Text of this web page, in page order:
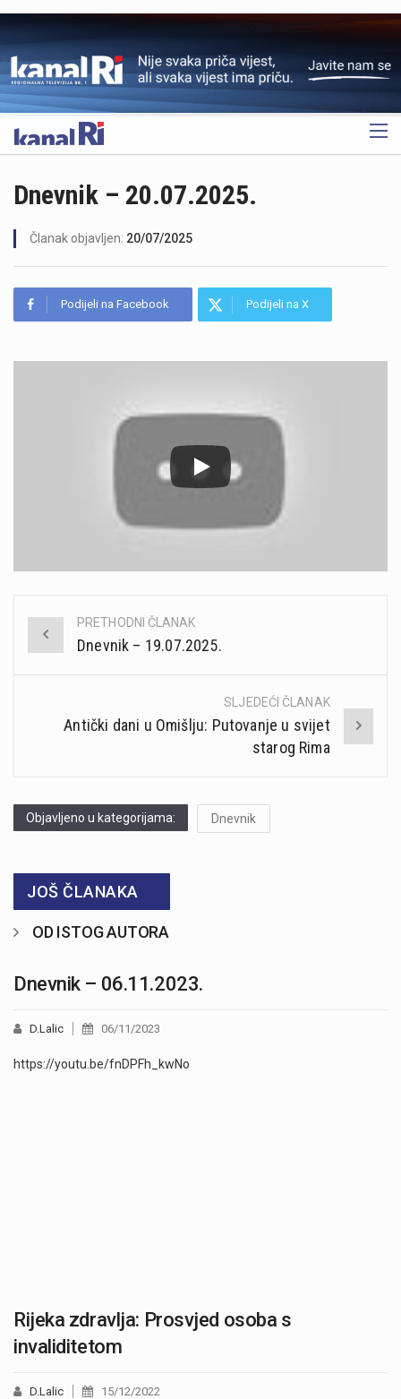
OGLAS
Dnevnik – 20.07.2025.
Članak objavljen: 20/07/2025
Podijeli na Facebook Podijeli na X
Post
PRETHODNI ČLANAK
Dnevnik – 19.07.2025.
SLJEDEĆI ČLANAK
Antički dani u Omišlju: Putovanje u svijet
starog Rima
Objavljeno u kategorijama: Dnevnik
JOŠ ČLANAKA
OD ISTOG AUTORA
Dnevnik – 06.11.2023.
D.Lalic 06/11/2023
https://youtu.be/fnDPFh_kwNo
Rijeka zdravlja: Prosvjed osoba s
invaliditetom
D.Lalic 15/12/2022